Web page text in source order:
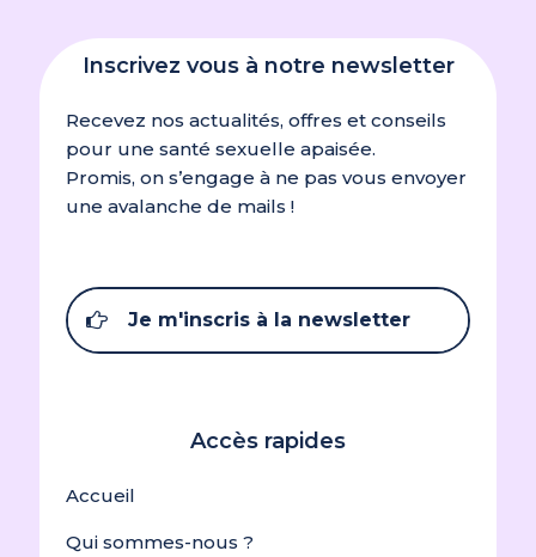
Inscrivez vous à notre newsletter
Recevez nos actualités, offres et conseils
pour une santé sexuelle apaisée.
Promis, on s’engage à ne pas vous envoyer
une avalanche de mails !
Je m'inscris à la newsletter
Accès rapides
Accueil
Qui sommes-nous ?